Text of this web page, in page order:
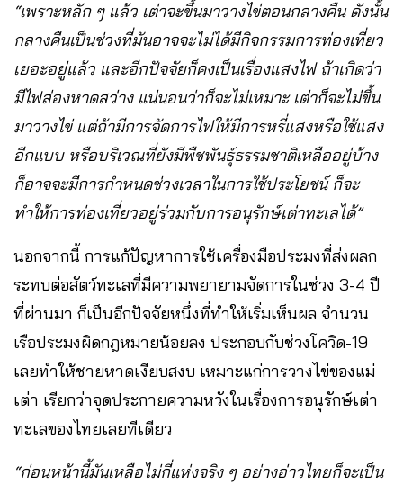
“เพราะหลัก ๆ แล้ว เต่าจะขึ้นมาวางไข่ตอนกลางคืน ดังนั้น
กลางคืนเป็นช่วงที่มันอาจจะไม่ได้มีกิจกรรมการท่องเที่ยว
เยอะอยู่แล้ว และอีกปัจจัยก็คงเป็นเรื่องแสงไฟ ถ้าเกิดว่า
มีไฟส่องหาดสว่าง แน่นอนว่าก็จะไม่เหมาะ เต่าก็จะไม่ขึ้น
มาวางไข่ แต่ถ้ามีการจัดการไฟให้มีการหรี่แสงหรือใช้แสง
อีกแบบ หรือบริเวณที่ยังมีพืชพันธุ์ธรรมชาติเหลืออยู่บ้าง
ก็อาจจะมีการกำหนดช่วงเวลาในการใช้ประโยชน์ ก็จะ
ทำให้การท่องเที่ยวอยู่ร่วมกับการอนุรักษ์เต่าทะเลได้”
นอกจากนี้ การแก้ปัญหาการใช้เครื่องมือประมงที่ส่งผลก
ระทบต่อสัตว์ทะเลที่มีความพยายามจัดการในช่วง 3-4 ปี
ที่ผ่านมา ก็เป็นอีกปัจจัยหนึ่งที่ทำให้เริ่มเห็นผล จำนวน
เรือประมงผิดกฎหมายน้อยลง ประกอบกับช่วงโควิด-19
เลยทำให้ชายหาดเงียบสงบ เหมาะแก่การวางไข่ของแม่
เต่า เรียกว่าจุดประกายความหวังในเรื่องการอนุรักษ์เต่า
ทะเลของไทยเลยทีเดียว
“ก่อนหน้านี้มันเหลือไม่กี่แห่งจริง ๆ อย่างอ่าวไทยก็จะเป็น